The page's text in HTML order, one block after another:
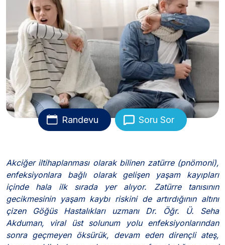
Randevu Soru Sor
Akciğer iltihaplanması olarak bilinen zatürre (pnömoni),
enfeksiyonlara bağlı olarak gelişen yaşam kayıpları
içinde hala ilk sırada yer alıyor. Zatürre tanısının
gecikmesinin yaşam kaybı riskini de artırdığının altını
çizen Göğüs Hastalıkları uzmanı Dr. Öğr. Ü. Seha
Akduman, viral üst solunum yolu enfeksiyonlarından
sonra geçmeyen öksürük, devam eden dirençli ateş,